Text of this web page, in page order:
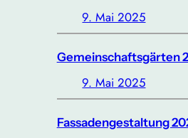
9. Mai 2025
Gemeinschaftsgärten
9. Mai 2025
Fassadengestaltung